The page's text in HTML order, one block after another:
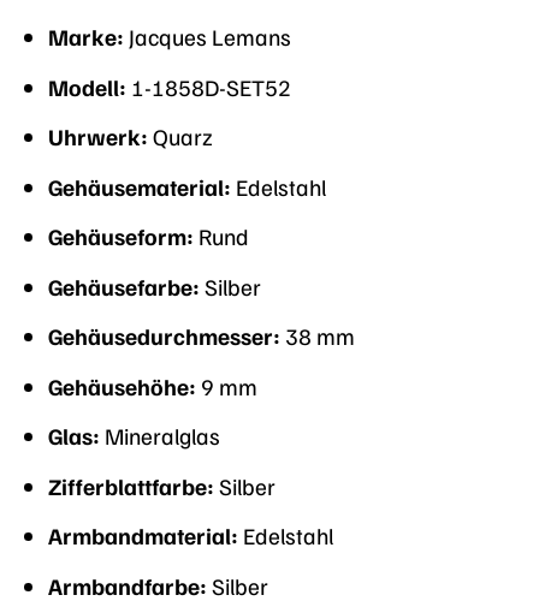
Marke: Jacques Lemans
Modell: 1-1858D-SET52
Uhrwerk: Quarz
Gehäusematerial: Edelstahl
Gehäuseform: Rund
Gehäusefarbe: Silber
Gehäusedurchmesser: 38 mm
Gehäusehöhe: 9 mm
Glas: Mineralglas
Zifferblattfarbe: Silber
Armbandmaterial: Edelstahl
Armbandfarbe: Silber